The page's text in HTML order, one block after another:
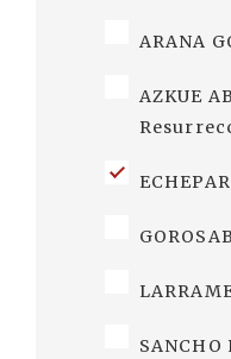
ARANA
AZKUE
SANCHO